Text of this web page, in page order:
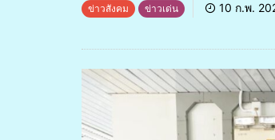
ข่าวสังคม ข่าวเด่น 10 ก.พ.